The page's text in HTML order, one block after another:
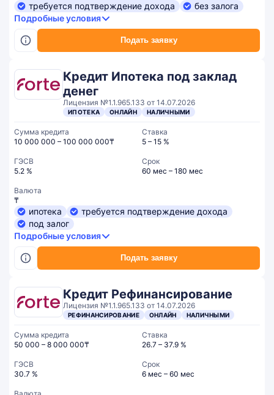
Подать заявку
требуется подтверждение дохода
без залога
Подробные условия
Кредит Ипотека под заклад
денег
Лицензия №1.1.965.133 от 14.07.2026
ИПОТЕКА ОНЛАЙН НАЛИЧНЫМИ
Подать заявку
Сумма кредита
10 000 000 – 100 000 000₸
Ставка
5 – 15 %
ГЭСВ
5.2 %
Срок
60 мес – 180 мес
Валюта
₸
ипотека
требуется подтверждение дохода
под залог
Подробные условия
Кредит Рефинансирование
Лицензия №1.1.965.133 от 14.07.2026
РЕФИНАНСИРОВАНИЕ ОНЛАЙН НАЛИЧНЫМИ
Сумма кредита
50 000 – 8 000 000₸
Ставка
26.7 – 37.9 %
ГЭСВ
30.7 %
Срок
6 мес – 60 мес